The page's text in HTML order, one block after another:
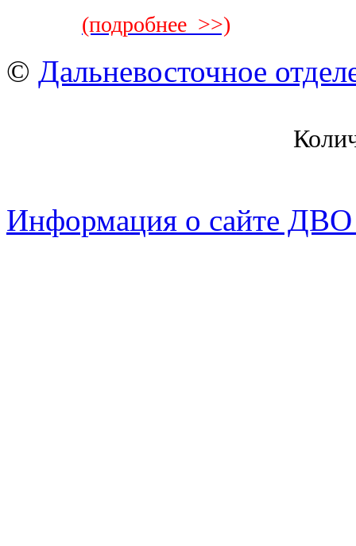
(подробнее >>)
© Дальневосточное
Информация о сайте